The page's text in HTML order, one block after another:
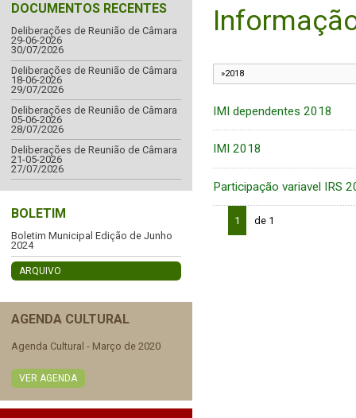
DOCUMENTOS RECENTES
Deliberações de Reunião de Câmara
29-06-2026
30/07/2026
Deliberações de Reunião de Câmara
18-06-2026
29/07/2026
Deliberações de Reunião de Câmara
05-06-2026
28/07/2026
Deliberações de Reunião de Câmara
21-05-2026
27/07/2026
BOLETIM
Boletim Municipal Edição de Junho
2024
ARQUIVO
AGENDA CULTURAL
Agenda Cultural - Março de 2020
VER AGENDA
IMI dependentes 2018
IMI 2018
Participação variavel IRS
1 de 1